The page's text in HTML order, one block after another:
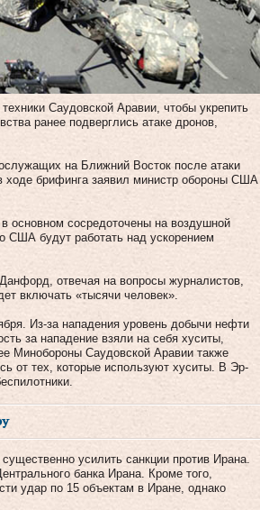
Саудовской Аравии, чтобы укрепить
ранее подверглись атаке дронов,
на Ближний Восток после атаки
брифинга заявил министр обороны США
основном сосредоточены на воздушной
США будут работать над ускорением
отвечая на вопросы журналистов,
включать «тысячи человек».
Из-за нападения уровень добычи нефти
за нападение взяли на себя хуситы,
Минобороны Саудовской Аравии также
от тех, которые используют хуситы. В Эр-
усилить санкции против Ирана.
банка Ирана. Кроме того,
удар по 15 объектам в Иране, однако